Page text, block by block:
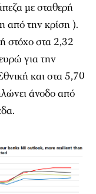
με σταθερή
από την κρίση ).
στόχο στα 2,32
για την
και στα 5,70
άνοδο από